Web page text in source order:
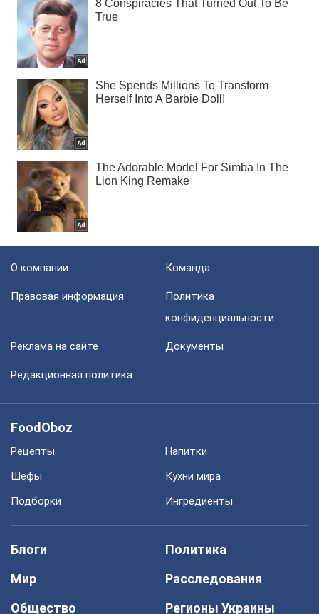
О компании Команда
Правовая информация
Политика
конфиденциальности
Реклама на сайте Документы
Редакционная политика
FoodOboz
Рецепты
Напитки
Шефы
Кухни мира
Подборки
Ингредиенты
Блоги
Политика
Мир
Расследования
Общество
Регионы Украины